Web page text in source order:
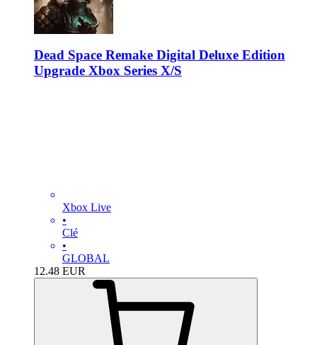
Dead Space Remake Digital Deluxe Edition
Upgrade Xbox Series X/S
Xbox Live
•
Clé
•
GLOBAL
12.48 EUR